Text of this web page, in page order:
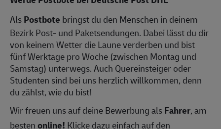
AlsPostbote bringst du den Menschen in deinem
Bezirk Post- und Paketsendungen. Dabei lässt du dir
von keinem Wetter die Laune verderben und bist
fünf Werktage pro Woche (zwischen Montag und
Samstag) unterwegs. Auch Quereinsteiger oder
Studenten sind bei uns herzlich willkommen, denn
du zählst, wie du bist!
Wir freuen uns auf deine Bewerbung alsFahrer, am
bestenonline! Klicke dazu einfach auf den